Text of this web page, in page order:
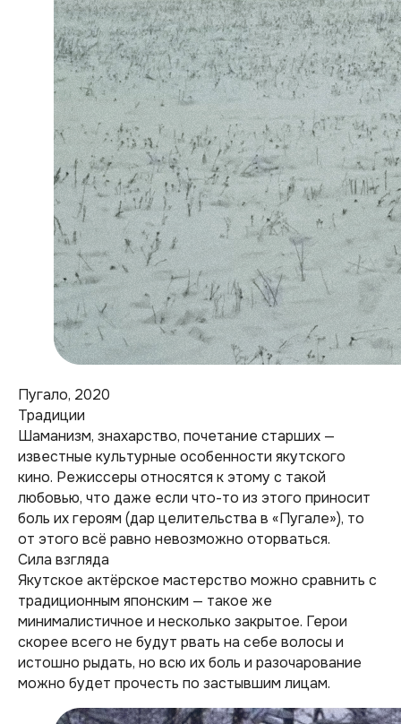
Пугало, 2020
Традиции
Шаманизм, знахарство, почетание старших —
известные культурные особенности якутского
кино. Режиссеры относятся к этому с такой
любовью, что даже если что-то из этого приносит
боль их героям (дар целительства в «Пугале»), то
от этого всё равно невозможно оторваться.
Сила взгляда
Якутское актёрское мастерство можно сравнить с
традиционным японским — такое же
минималистичное и несколько закрытое. Герои
скорее всего не будут рвать на себе волосы и
истошно рыдать, но всю их боль и разочарование
можно будет прочесть по застывшим лицам.